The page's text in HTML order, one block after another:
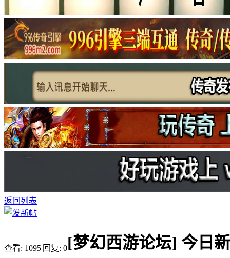
返回列表
查看: 1095|回复: 0[梦幻西游论坛] 今日